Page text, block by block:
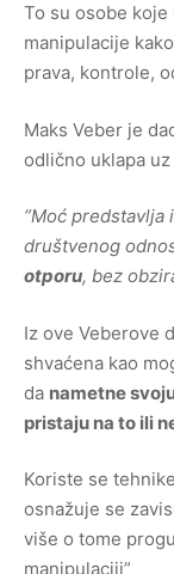
To su osobe
manipulacije
prava, kontrole,
Maks Veber je
odlično uklapa
“Moć
društvenog
otporu, bez
Iz ove Veberove
shvaćena kao
da nametne
pristaju na to ili
Koriste se
osnažuje se
više o tome
manipulaciji”